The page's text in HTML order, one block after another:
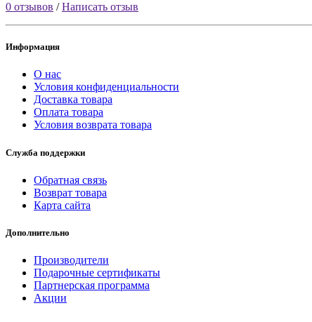
0 отзывов /Написать отзыв
Информация
О нас
Условия конфиденциальности
Доставка товара
Оплата товара
Условия возврата товара
Служба поддержки
Обратная связь
Возврат товара
Карта сайта
Дополнительно
Производители
Подарочные сертификаты
Партнерская программа
Акции